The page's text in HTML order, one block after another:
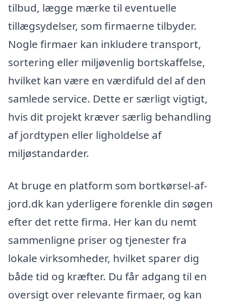
tilbud, lægge mærke til eventuelle
tillægsydelser, som firmaerne tilbyder.
Nogle firmaer kan inkludere transport,
sortering eller miljøvenlig bortskaffelse,
hvilket kan være en værdifuld del af den
samlede service. Dette er særligt vigtigt,
hvis dit projekt kræver særlig behandling
af jordtypen eller ligholdelse af
miljøstandarder.
At bruge en platform som bortkørsel-af-
jord.dk kan yderligere forenkle din søgen
efter det rette firma. Her kan du nemt
sammenligne priser og tjenester fra
lokale virksomheder, hvilket sparer dig
både tid og kræfter. Du får adgang til en
oversigt over relevante firmaer, og kan